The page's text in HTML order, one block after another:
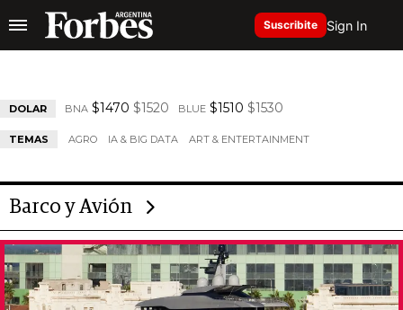
Suscribite Sign In
DOLAR BNA $1470 $1520 BLUE $1510 $1530
TEMAS AGRO IA & BIG DATA ART & ENTERTAINMENT
Barco y Avión